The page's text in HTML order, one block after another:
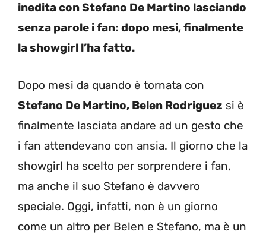
inedita con Stefano De Martino lasciando
senza parole i fan: dopo mesi, finalmente
la showgirl l’ha fatto.
Dopo mesi da quando è tornata con
Stefano De Martino, Belen Rodriguez si è
finalmente lasciata andare ad un gesto che
i fan attendevano con ansia. Il giorno che la
showgirl ha scelto per sorprendere i fan,
ma anche il suo Stefano è davvero
speciale. Oggi, infatti, non è un giorno
come un altro per Belen e Stefano, ma è un